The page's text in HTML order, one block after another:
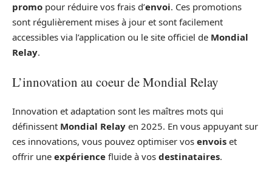
promo pour réduire vos frais d’envoi. Ces promotions
sont régulièrement mises à jour et sont facilement
accessibles via l’application ou le site officiel de Mondial
Relay.
L’innovation au coeur de Mondial Relay
Innovation et adaptation sont les maîtres mots qui
définissent Mondial Relay en 2025. En vous appuyant sur
ces innovations, vous pouvez optimiser vos envois et
offrir une expérience fluide à vos destinataires.